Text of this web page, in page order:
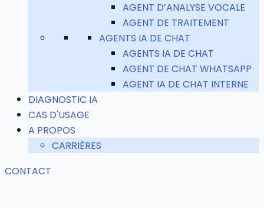
AGENT D’ANALYSE VOCALE
AGENT DE TRAITEMENT
AGENTS IA DE CHAT
AGENTS IA DE CHAT
AGENT DE CHAT WHATSAPP
AGENT IA DE CHAT INTERNE
DIAGNOSTIC IA
CAS D'USAGE
A PROPOS
CARRIÈRES
CONTACT